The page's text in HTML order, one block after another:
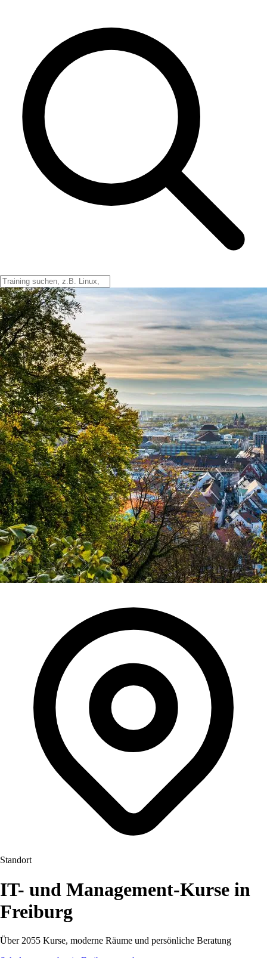
Standort
IT- und Management-Kurse in
Freiburg
Über 2055 Kurse, moderne Räume und persönliche Beratung